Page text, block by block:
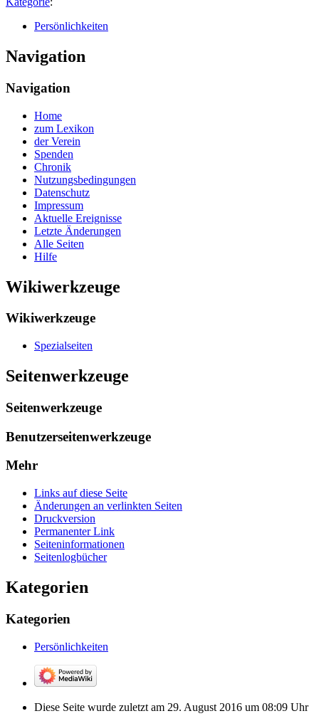
Persönlichkeiten
Navigation
Navigation
Home
zum Lexikon
der Verein
Spenden
Chronik
Nutzungsbedingungen
Datenschutz
Impressum
Aktuelle Ereignisse
Letzte Änderungen
Alle Seiten
Hilfe
Wikiwerkzeuge
Wikiwerkzeuge
Spezialseiten
Seitenwerkzeuge
Seitenwerkzeuge
Benutzerseitenwerkzeuge
Mehr
Links auf diese Seite
Änderungen an verlinkten Seiten
Druckversion
Permanenter Link
Seiten­­informationen
Seitenlogbücher
Kategorien
Kategorien
Persönlichkeiten
Diese Seite wurde zuletzt am 29. August 2016 um 08:09 Uhr